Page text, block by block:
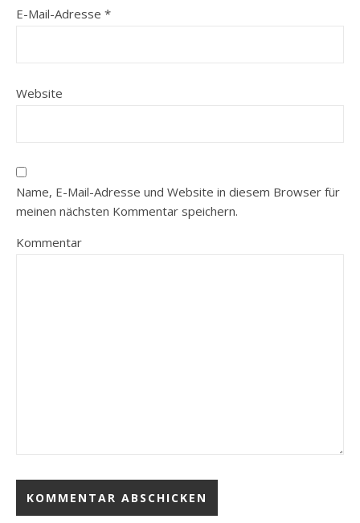
E-Mail-Adresse *
Website
Name, E-Mail-Adresse und Website in diesem Browser für
meinen nächsten Kommentar speichern.
Kommentar